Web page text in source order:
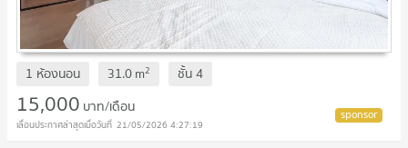
1 ห้องนอน 31.0m2 ชั้น4
15,000 บาท/เดือน
21/05/2026 4:27:19